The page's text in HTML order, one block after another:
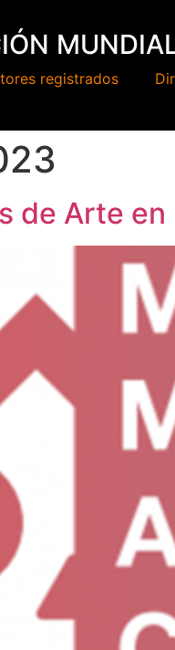
registrados
de Arte